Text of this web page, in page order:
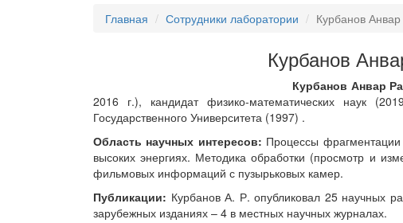
Главная Сотрудники лаборатории Курбанов Анвар
Курбанов
Курбанов Анвар
2016 г.), кандидат физико-математических наук
Государственного Университета (1997) .
Область научных интересов: Процессы
высоких энергиях. Методика обработки (просмотр и
фильмовых информаций с пузырьковых камер.
Публикации: Курбанов А. Р. опубликовал 25 научных
зарубежных изданиях – 4 в местных научных журналах.